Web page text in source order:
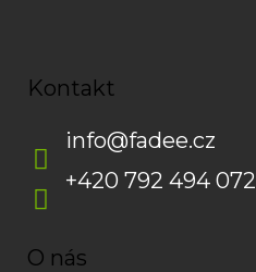
Kontakt
info@fadee.cz
+420 792 494 072
O nás